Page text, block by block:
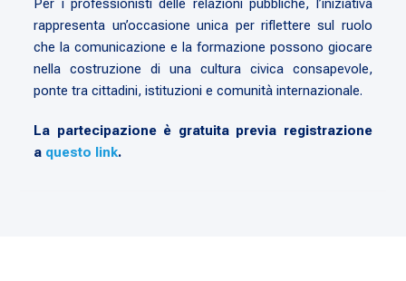
Per i professionisti delle relazioni pubbliche, l’iniziativa
rappresenta un’occasione unica per riflettere sul ruolo
che la comunicazione e la formazione possono giocare
nella costruzione di una cultura civica consapevole,
ponte tra cittadini, istituzioni e comunità internazionale.
La partecipazione è gratuita previa registrazione
a questo link.